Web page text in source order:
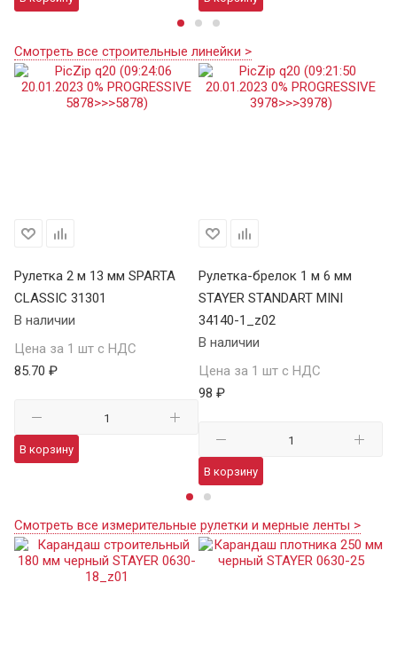
Смотреть все строительные линейки >
Рулетка 2 м 13 мм SPARTA
CLASSIC 31301
В наличии
Цена за 1 шт с НДС
85.70 ₽
В корзину
Рулетка-брелок 1 м 6 мм
STAYER STANDART MINI
34140-1_z02
В наличии
Цена за 1 шт с НДС
98 ₽
В корзину
Смотреть все измерительные рулетки и мерные ленты >